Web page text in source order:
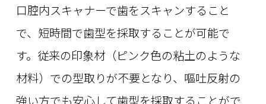
口腔内スキャナーで歯をスキャンすること
で、短時間で歯型を採取することが可能で
す。従来の印象材（ピンク色の粘土のような
材料）での型取りが不要となり、嘔吐反射の
強い方でも安心して歯型を採取することがで